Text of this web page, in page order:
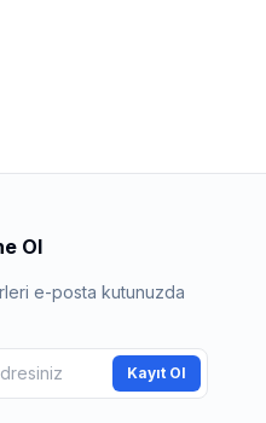
Ol
e-posta kutunuzda
Kayıt Ol